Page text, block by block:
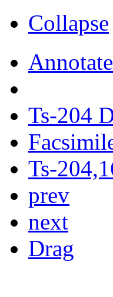
Collapse
Ts-204
Ts-
prev
next
Drag